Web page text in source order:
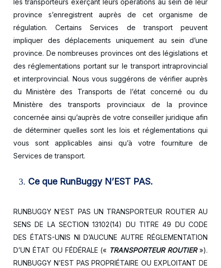
les transporteurs exerçant leurs opérations au sein de leur
province s’enregistrent auprès de cet organisme de
régulation. Certains Services de transport peuvent
impliquer des déplacements uniquement au sein d’une
province. De nombreuses provinces ont des législations et
des réglementations portant sur le transport intraprovincial
et interprovincial. Nous vous suggérons de vérifier auprès
du Ministère des Transports de l’état concerné ou du
Ministère des transports provinciaux de la province
concernée ainsi qu’auprès de votre conseiller juridique afin
de déterminer quelles sont les lois et réglementations qui
vous sont applicables ainsi qu’à votre fourniture de
Services de transport.
Ce que RunBuggy N’EST PAS.
RUNBUGGY N’EST PAS UN TRANSPORTEUR ROUTIER AU
SENS DE LA SECTION 13102(14) DU TITRE 49 DU CODE
DES ÉTATS-UNIS NI D’AUCUNE AUTRE RÉGLEMENTATION
D’UN ÉTAT OU FÉDÉRALE (« TRANSPORTEUR ROUTIER»).
RUNBUGGY N’EST PAS PROPRIÉTAIRE OU EXPLOITANT DE